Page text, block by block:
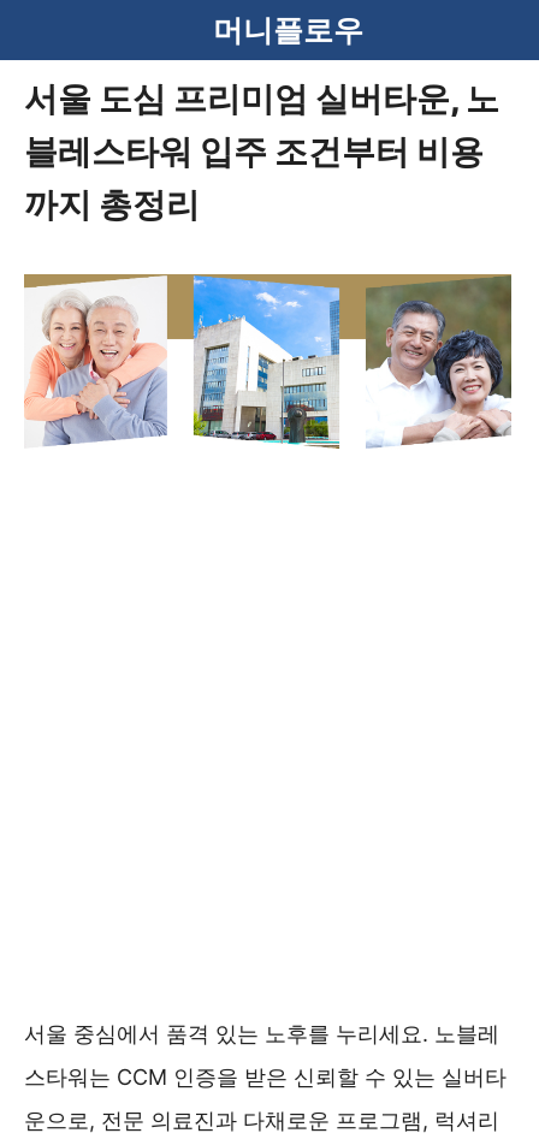
텐
머니플로우
서울 도심 프리미엄 실버타운, 노
블레스타워 입주 조건부터 비용
까지 총정리
서울 중심에서 품격 있는 노후를 누리세요. 노블레
스타워는 CCM 인증을 받은 신뢰할 수 있는 실버타
운으로, 전문 의료진과 다채로운 프로그램, 럭셔리